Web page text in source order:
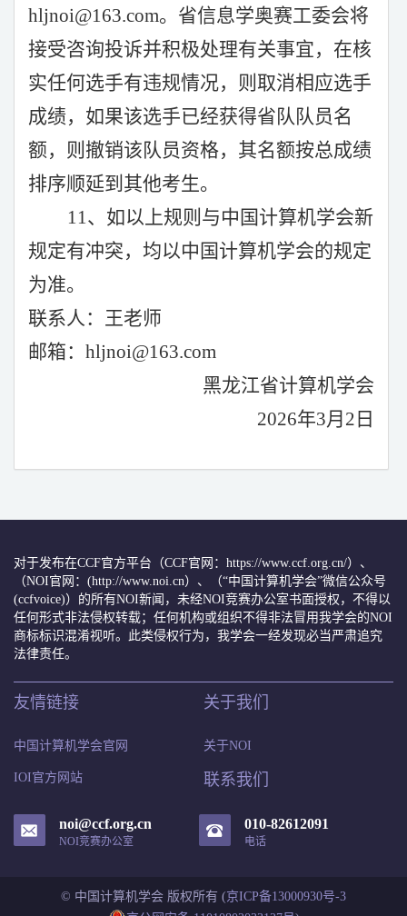
hljnoi@163.com。省信息学奥赛工委会将
接受咨询投诉并积极处理有关事宜，在核
实任何选手有违规情况，则取消相应选手
成绩，如果该选手已经获得省队队员名
额，则撤销该队员资格，其名额按总成绩
排序顺延到其他考生。
11、如以上规则与中国计算机学会新
规定有冲突，均以中国计算机学会的规定
为准。
联系人：王老师
邮箱： hljnoi@163.com
黑龙江省计算机学会
2026年3月2 日
对于发布在CCF官方平台（CCF官网：https://www.ccf.org.cn/）、
（NOI官网：(http://www.noi.cn）、（“中国计算机学会”微信公众号
(ccfvoice)）的所有NOI新闻，未经NOI竞赛办公室书面授权，不得以
任何形式非法侵权转载；任何机构或组织不得非法冒用我学会的NOI
商标标识混淆视听。此类侵权行为，我学会一经发现必当严肃追究
法律责任。
友情链接
中国计算机学会官网
IOI官方网站
关于我们
关于NOI
联系我们
noi@ccf.org.cn
NOI竞赛办公室
010-82612091
电话
© 中国计算机学会 版权所有 (京ICP备13000930号-3